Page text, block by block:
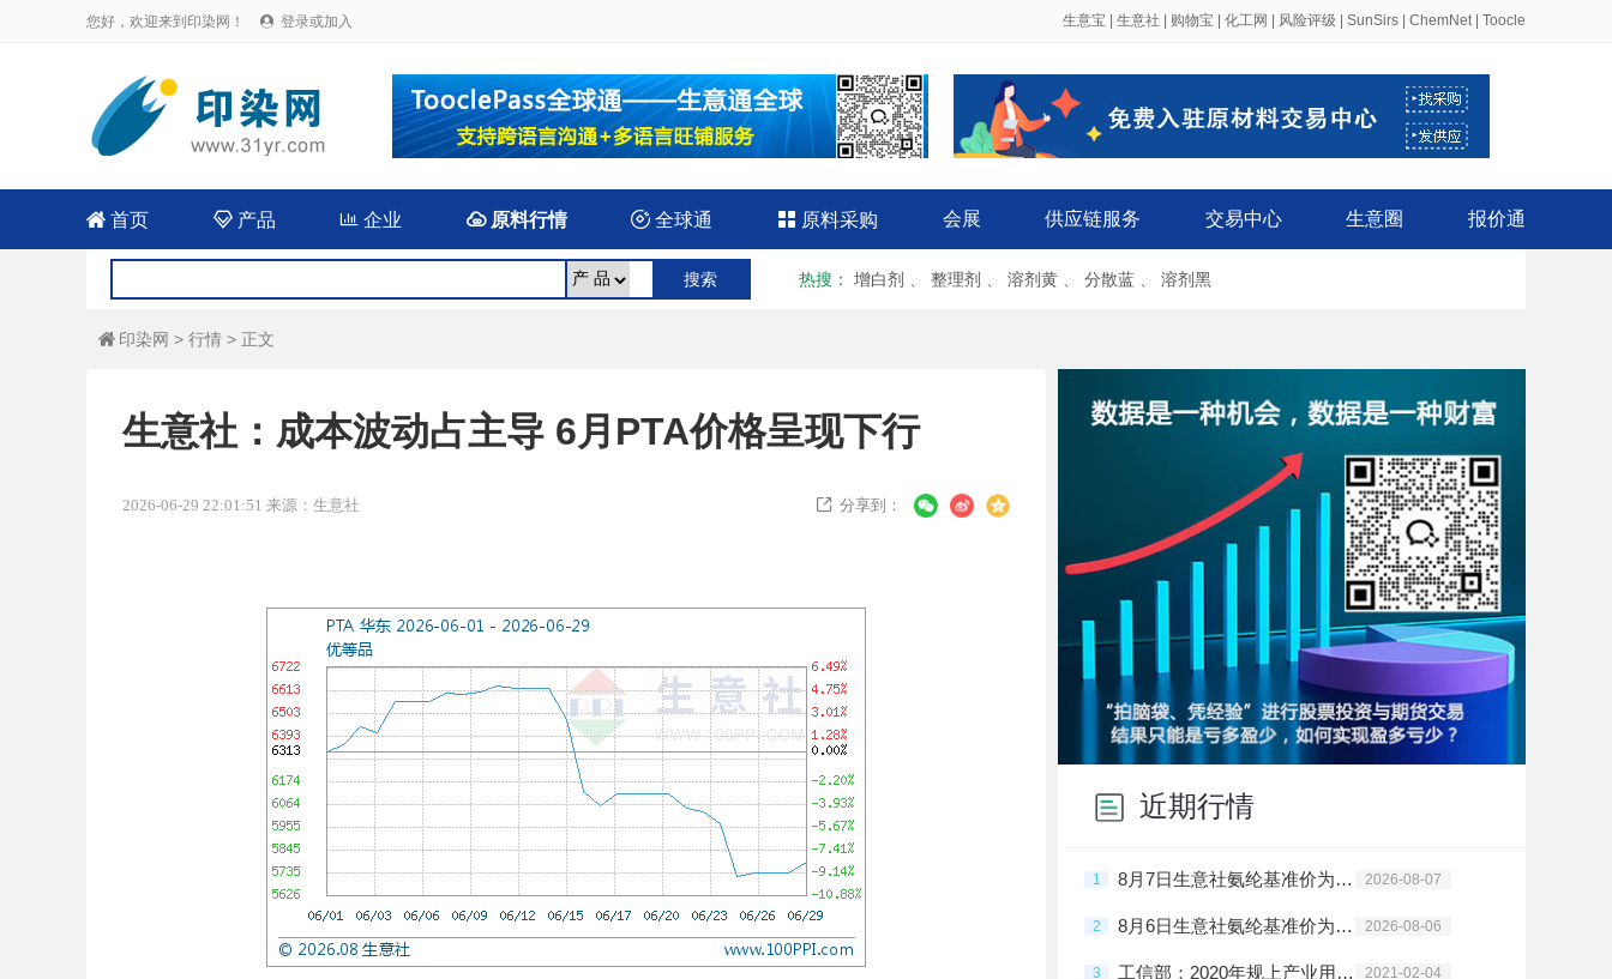
您好，欢迎来到印染网！  登录或加入 生意宝 生意社 购物宝 化工网 风险评级 SunSirs ChemNet| Toocle
 首页 产品  企业 原料行情  全球通  原料采购 会展 供应链服务 交易中心 生意圈 报价通
热搜 ： 增白剂 整理剂 溶剂黄 分散蓝 溶剂黑
 印染网 > 行情 > 正文
生意社：成本波动占主导 6月PTA价格呈现下行
2026-06-29 22:01:51 来源：生意社  分享到：
近期行情
1 8月7日生意社氨纶基准价为29666.67元/吨 2026-08-07
2 8月6日生意社氨纶基准价为29666.67元/吨 2026-08-06
3 工信部：2020年规上产业用纺织品企业利润同比增203.2% 2021-02-04